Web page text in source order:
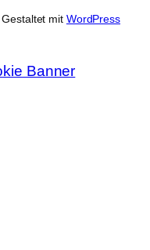
Gestaltet mit WordPress
Banner